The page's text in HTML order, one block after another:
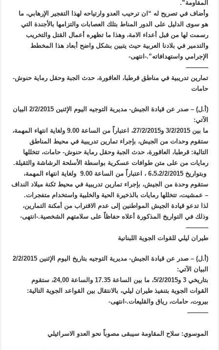
المقاومة”.
وأضاف في تصريح له “ان ترحيب العدو وارتياحه لهذا التفجير الإرهابي، ما
هو سوى الدليل على الدور المناط بتلك العصابات والتزامها بالأجندة التي
رسمت لها من قبل أعداء الامة، وهذا ما تظهره أعمال القتل والتخريب
والتدمير في بلادنا العربية حيث يتبين بشكل واضح أبعاد هذا المخطط
الإجرامي واستهدافاته”.-انتهى-
———–
تمارين تدريبية في مناطق قرطبا، العاقورة، حدث الجبة وحقل رماية حنوش-
حامات
(أ.ل) – صدر عن قيادة الجيش- مديرية التوجيه اليوم الإثنين 2/2/2015 البيان
الآتي:
ما بين 3/2/2015 و27/2/2015، اعتباراً من الساعة 9.00 ولغاية انتهاء المهمة،
ستقوم وحدات من الجيش، بإجراء تمارين تدريبية في محيط المناطق
التالية: قرطبا، العاقورة، حدث الجبة وحقل رماية حنوش- حامات، تتخللها
رمايات من على متن طوافات عسكرية بواسطة الأسلحة الرشاشة والثقيلة.
وبتواريخ 6،5،2/2/2015 ، اعتباراً من الساعة 9.00 ولغاية انتهاء المهمة،
ستقوم وحدة من الجيش، بإجراء تمارين تدريبية في محيط ثكنة ميلاد النداف
– عمشيت، تتخللها رمايات بالذخيرة الحية والخلبية واستخدام متفجرات.
لذا تدعو قيادة الجيش المواطنين إلى عدم الاقتراب من أمكنة التمارين،
وذلك في التواريخ المذكورة أعلاه حفاظاً على سلامتهم الشخصية.-انتهى-
———–
طيران ليلي للقوات الجوية اللبنانية
(أ.ل) – صدر عن قيادة الجيش- مديرية التوجيه بتاريخ اليوم الإثنين 2/2/2015
البيان الآتي:
بتاريخي 3 و5/2/2015، ما بين الساعة 17.35 والساعة 24,00، ستقوم
القوات الجوية بتنفيذ طيران ليلي، بالانتقال بين القواعد الجوية التالية:
بيروت، حامات، رياق والقليعات.-انتهى-
———-
الموسوي: سلاح المقاومة سيبقى مصوباً نحو العدو الاسرائيلي